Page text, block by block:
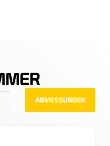
ABMESSUNGEN